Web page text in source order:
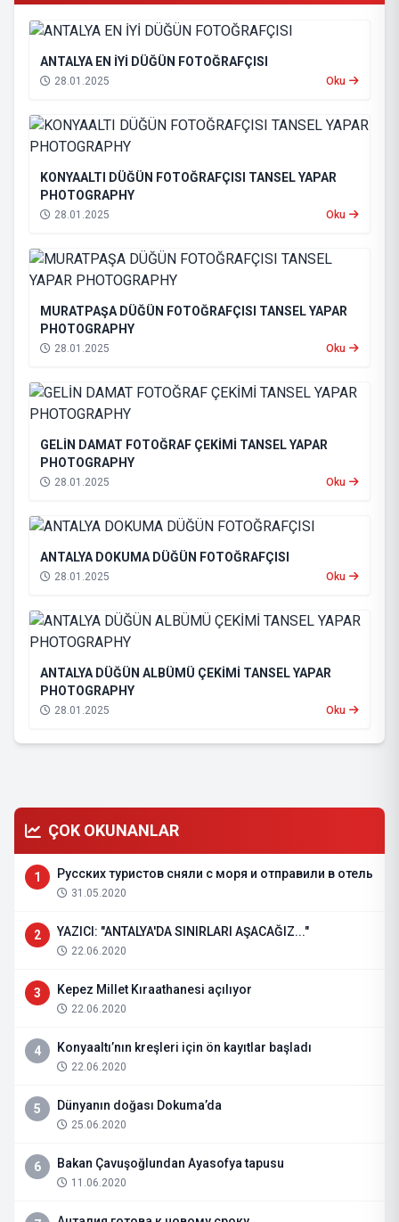
ANTALYA EN İYİ DÜĞÜN FOTOĞRAFÇISI
28.01.2025 Oku
KONYAALTI DÜĞÜN FOTOĞRAFÇISI TANSEL YAPAR
PHOTOGRAPHY
28.01.2025 Oku
MURATPAŞA DÜĞÜN FOTOĞRAFÇISI TANSEL YAPAR
PHOTOGRAPHY
28.01.2025 Oku
GELİN DAMAT FOTOĞRAF ÇEKİMİ TANSEL YAPAR
PHOTOGRAPHY
28.01.2025 Oku
ANTALYA DOKUMA DÜĞÜN FOTOĞRAFÇISI
28.01.2025 Oku
ANTALYA DÜĞÜN ALBÜMÜ ÇEKİMİ TANSEL YAPAR
PHOTOGRAPHY
28.01.2025 Oku
ÇOK OKUNANLAR
1 Русских туристов сняли с моря и отправили в отель
31.05.2020
2 YAZICI: "ANTALYA'DA SINIRLARI AŞACAĞIZ..."
22.06.2020
3 Kepez Millet Kıraathanesi açılıyor
22.06.2020
4 Konyaaltı’nın kreşleri için ön kayıtlar başladı
22.06.2020
5 Dünyanın doğası Dokuma’da
25.06.2020
6 Bakan Çavuşoğlundan Ayasofya tapusu
11.06.2020